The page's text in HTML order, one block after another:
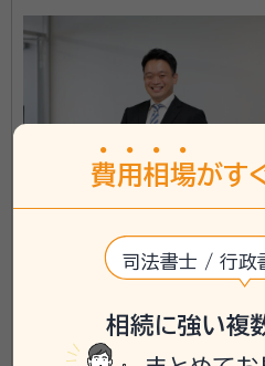
神奈川県横浜市都筑区に対応
横浜市営地下鉄ブルー
神奈川県横浜市港南区
\「いい相続」にて
費用 相場がす
司法書士 / 行政
相続に強い複